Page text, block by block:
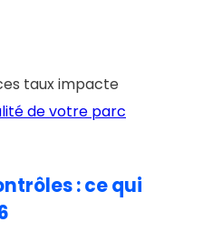
taux impacte
de votre parc
: ce qui